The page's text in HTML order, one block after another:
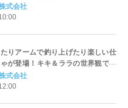
さんが3度目の共演！
式会社
りアームで釣り上げたり楽しい仕
が登場！キキ＆ララの世界観で一
めるおもちゃが登場！ハッピーセ
トーマス/リトルツインスターズ」
式会社